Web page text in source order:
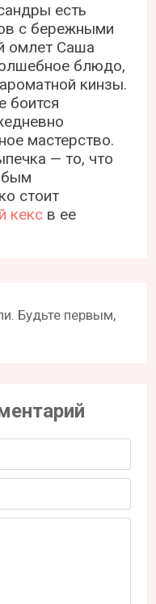
есть
с бережными
омлет Саша
блюдо,
кинзы.
боится
мастерство.
— то, что
стоит
кекс в ее
Будьте первым,